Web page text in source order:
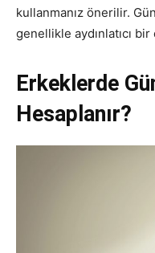
kullanmanız önerilir.
genellikle aydınlatıcı
Erkeklerde
Hesaplanır?